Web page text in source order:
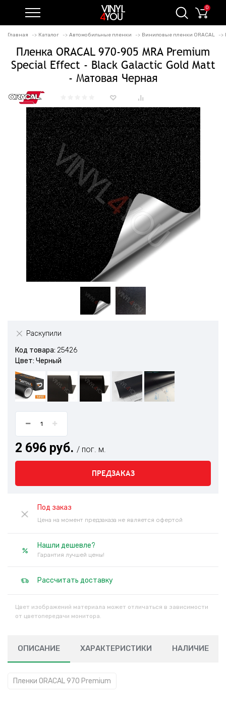
0
Главная Каталог Автомобильные пленки Виниловые пленки ORACAL
Пленка ORACAL 970-905 MRA Premium
Special Effect - Black Galactic Gold Matt
- Матовая Черная
Раскупили
Код товара: 25426
Цвет: Черный
2 696 руб. / пог. м.
ПРЕДЗАКАЗ
Под заказ
Цена на момент предзаказа не является офертой
Нашли дешевле?
Гарантия лучшей цены!
Рассчитать доставку
Цвет изображений материала может отличаться в зависимости
от цветопередачи монитора.
ОПИСАНИЕ ХАРАКТЕРИСТИКИ НАЛИЧИЕ
Пленки ORACAL 970 Premium